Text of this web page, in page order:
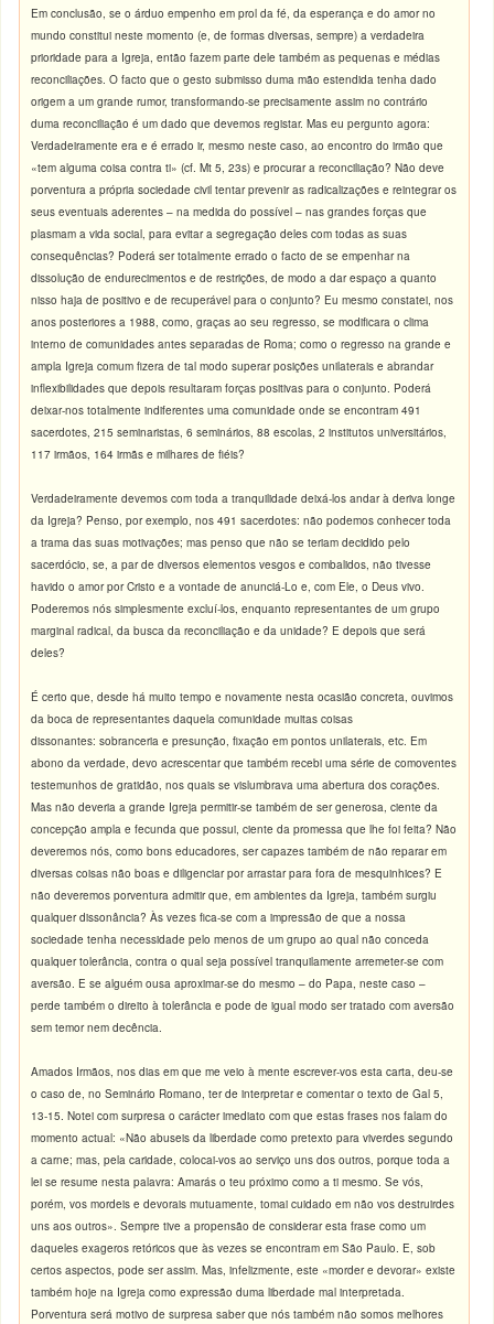
Em conclusão, se o árduo empenho em prol da fé, da esperança e do amor no
mundo constitui neste momento (e, de formas diversas, sempre) a verdadeira
prioridade para a Igreja, então fazem parte dele também as pequenas e médias
reconciliações. O facto que o gesto submisso duma mão estendida tenha dado
origem a um grande rumor, transformando-se precisamente assim no contrário
duma reconciliação é um dado que devemos registar. Mas eu pergunto agora:
Verdadeiramente era e é errado ir, mesmo neste caso, ao encontro do irmão que
«tem alguma coisa contra ti» (cf. Mt 5, 23s) e procurar a reconciliação? Não deve
porventura a própria sociedade civil tentar prevenir as radicalizações e reintegrar os
seus eventuais aderentes – na medida do possível – nas grandes forças que
plasmam a vida social, para evitar a segregação deles com todas as suas
consequências? Poderá ser totalmente errado o facto de se empenhar na
dissolução de endurecimentos e de restrições, de modo a dar espaço a quanto
nisso haja de positivo e de recuperável para o conjunto? Eu mesmo constatei, nos
anos posteriores a 1988, como, graças ao seu regresso, se modificara o clima
interno de comunidades antes separadas de Roma; como o regresso na grande e
ampla Igreja comum fizera de tal modo superar posições unilaterais e abrandar
inflexibilidades que depois resultaram forças positivas para o conjunto. Poderá
deixar-nos totalmente indiferentes uma comunidade onde se encontram 491
sacerdotes, 215 seminaristas, 6 seminários, 88 escolas, 2 institutos universitários,
117 irmãos, 164 irmãs e milhares de fiéis?
Verdadeiramente devemos com toda a tranquilidade deixá-los andar à deriva longe
da Igreja? Penso, por exemplo, nos 491 sacerdotes: não podemos conhecer toda
a trama das suas motivações; mas penso que não se teriam decidido pelo
sacerdócio, se, a par de diversos elementos vesgos e combalidos, não tivesse
havido o amor por Cristo e a vontade de anunciá-Lo e, com Ele, o Deus vivo.
Poderemos nós simplesmente excluí-los, enquanto representantes de um grupo
marginal radical, da busca da reconciliação e da unidade? E depois que será
deles?
É certo que, desde há muito tempo e novamente nesta ocasião concreta, ouvimos
da boca de representantes daquela comunidade muitas coisas
dissonantes: sobranceria e presunção, fixação em pontos unilaterais, etc. Em
abono da verdade, devo acrescentar que também recebi uma série de comoventes
testemunhos de gratidão, nos quais se vislumbrava uma abertura dos corações.
Mas não deveria a grande Igreja permitir-se também de ser generosa, ciente da
concepção ampla e fecunda que possui, ciente da promessa que lhe foi feita? Não
deveremos nós, como bons educadores, ser capazes também de não reparar em
diversas coisas não boas e diligenciar por arrastar para fora de mesquinhices? E
não deveremos porventura admitir que, em ambientes da Igreja, também surgiu
qualquer dissonância? Às vezes fica-se com a impressão de que a nossa
sociedade tenha necessidade pelo menos de um grupo ao qual não conceda
qualquer tolerância, contra o qual seja possível tranquilamente arremeter-se com
aversão. E se alguém ousa aproximar-se do mesmo – do Papa, neste caso –
perde também o direito à tolerância e pode de igual modo ser tratado com aversão
sem temor nem decência.
Amados Irmãos, nos dias em que me veio à mente escrever-vos esta carta, deu-se
o caso de, no Seminário Romano, ter de interpretar e comentar o texto de Gal 5,
13-15. Notei com surpresa o carácter imediato com que estas frases nos falam do
momento actual: «Não abuseis da liberdade como pretexto para viverdes segundo
a carne; mas, pela caridade, colocai-vos ao serviço uns dos outros, porque toda a
lei se resume nesta palavra: Amarás o teu próximo como a ti mesmo. Se vós,
porém, vos mordeis e devorais mutuamente, tomai cuidado em não vos destruirdes
uns aos outros». Sempre tive a propensão de considerar esta frase como um
daqueles exageros retóricos que às vezes se encontram em São Paulo. E, sob
certos aspectos, pode ser assim. Mas, infelizmente, este «morder e devorar» existe
também hoje na Igreja como expressão duma liberdade mal interpretada.
Porventura será motivo de surpresa saber que nós também não somos melhores